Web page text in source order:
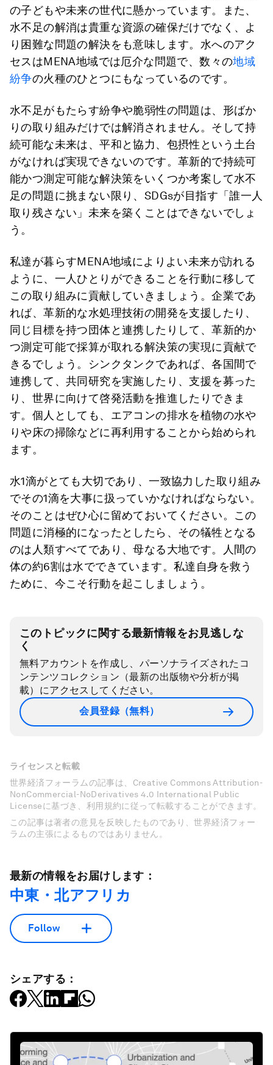
の子どもや未来の世代に懸かっています。また、
水不足の解消は貴重な資源の確保だけでなく、よ
り困難な問題の解決をも意味します。水へのアク
セスはMENA地域では厄介な問題で、数々の地域
紛争の火種のひとつにもなっているのです。
水不足がもたらす紛争や脆弱性の問題は、形ばか
りの取り組みだけでは解消されません。そして持
続可能な未来は、平和と協力、包摂性という土台
がなければ実現できないのです。革新的で持続可
能かつ測定可能な解決策をいくつか考案して水不
足の問題に挑まない限り、SDGsが目指す「誰一人
取り残さない」未来を築くことはできないでしょ
う。
私達が暮らすMENA地域によりよい未来が訪れる
ように、一人ひとりができることを行動に移して
この取り組みに貢献していきましょう。企業であ
れば、革新的な水処理技術の開発を支援したり、
同じ目標を持つ団体と連携したりして、革新的か
つ測定可能で採算が取れる解決策の実現に貢献で
きるでしょう。シンクタンクであれば、各国間で
連携して、共同研究を実施したり、支援を募った
り、世界に向けて啓発活動を推進したりできま
す。個人としても、エアコンの排水を植物の水や
りや床の掃除などに再利用することから始められ
ます。
水1滴がとても大切であり、一致協力した取り組み
でその1滴を大事に扱っていかなければならない。
そのことはぜひ心に留めておいてください。この
問題に消極的になったとしたら、その犠牲となる
のは人類すべてであり、母なる大地です。人間の
体の約6割は水でできています。私達自身を救う
ために、今こそ行動を起こしましょう。
このトピックに関する最新情報をお見逃しな
く
無料アカウントを作成し、パーソナライズされたコ
ンテンツコレクション（最新の出版物や分析が掲
載）にアクセスしてください。
会員登録（無料）
ライセンスと転載
世界経済フォーラムの記事は、Creative Commons Attribution-
NonCommercial-NoDerivatives 4.0 International Public
Licenseに基づき、利用規約に従って転載することができます。
この記事は著者の意見を反映したものであり、世界経済フォー
ラムの主張によるものではありません。
最新の情報をお届けします：
中東・北アフリカ
Follow
シェアする：